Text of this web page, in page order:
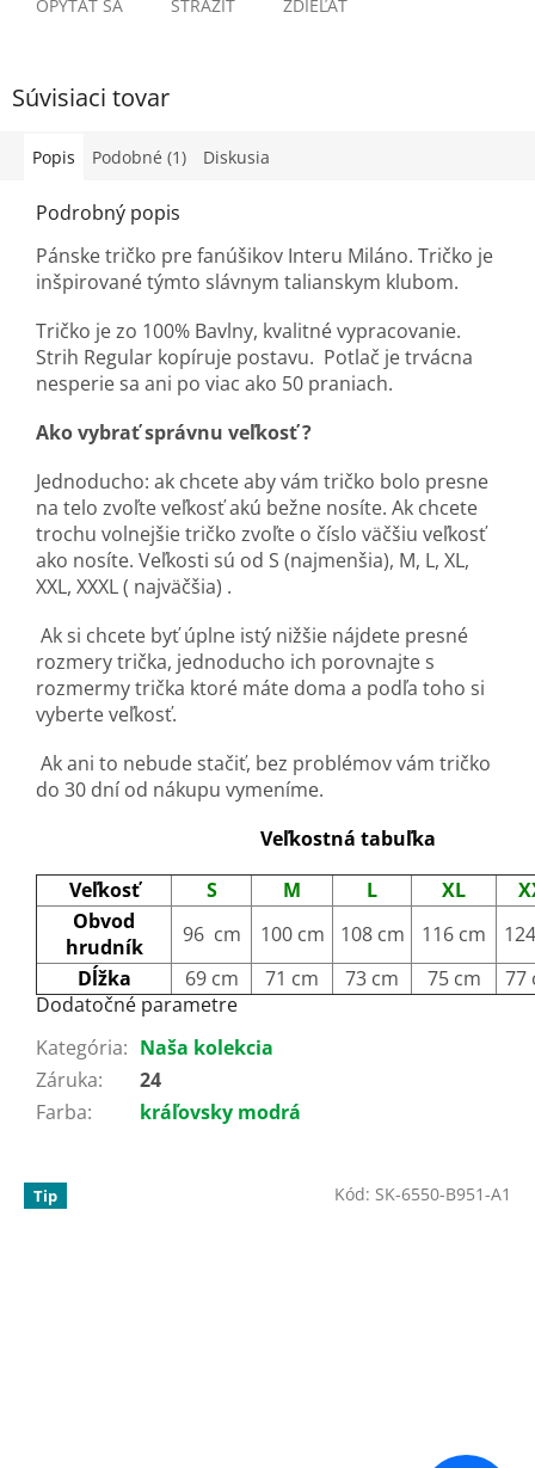
OPÝTAŤ SA STRÁŽIŤ ZDIEĽAŤ
Súvisiaci tovar
Popis Podobné (1) Diskusia
Podrobný popis
Pánske tričko pre fanúšikov Interu Miláno. Tričko je
inšpirované týmto slávnym talianskym klubom.
Tričko je zo 100% Bavlny, kvalitné vypracovanie.
Strih Regular kopíruje postavu. Potlač je trvácna
nesperie sa ani po viac ako 50 praniach.
Ako vybrať správnu veľkosť ?
Jednoducho: ak chcete aby vám tričko bolo presne
na telo zvoľte veľkosť akú bežne nosíte. Ak chcete
trochu volnejšie tričko zvoľte o číslo väčšiu veľkosť
ako nosíte. Veľkosti sú od S (najmenšia), M, L, XL,
XXL, XXXL ( najväčšia) .
Ak si chcete byť úplne istý nižšie nájdete presné
rozmery trička, jednoducho ich porovnajte s
rozmermy trička ktoré máte doma a podľa toho si
vyberte veľkosť.
Ak ani to nebude stačiť, bez problémov vám tričko
do 30 dní od nákupu vymeníme.
Veľkostná tabuľka
Veľkosť
S M L XL
Obvod
hrudník
96 cm 100 cm 108 cm 116 cm
Dĺžka
69 cm 71 cm 73 cm 75 cm
77
Dodatočné parametre
Kategória: Naša kolekcia
Záruka:
24
Farba: kráľovsky modrá
Tip Kód: SK-6550-B951-A1